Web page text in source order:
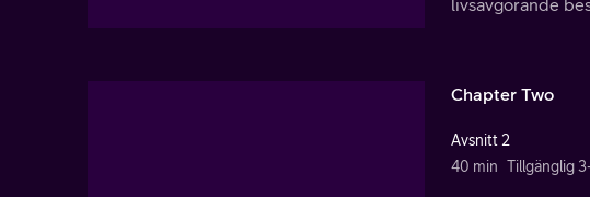
livsavgörande
Chapter Two
Avsnitt 2
40 min Tillgänglig